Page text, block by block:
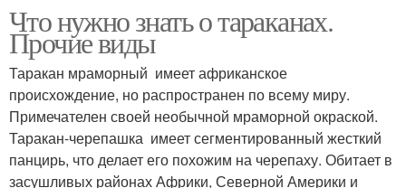
Что нужно знать о тараканах.
Прочие виды
Таракан мраморный имеет африканское
происхождение, но распространен по всему миру.
Примечателен своей необычной мраморной окраской.
Таракан-черепашка имеет сегментированный жесткий
панцирь, что делает его похожим на черепаху. Обитает в
засушливых районах Африки, Северной Америки и